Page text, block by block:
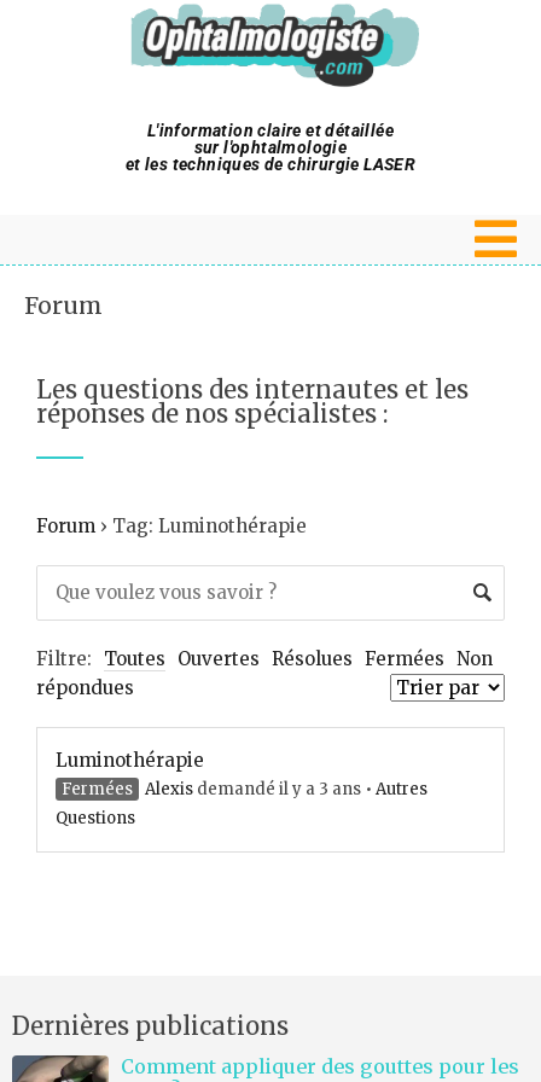
L'information claire et détaillée
sur l'ophtalmologie
et les techniques de chirurgie LASER
Forum
Les questions des internautes et les
réponses de nos spécialistes :
Forum › Tag: Luminothérapie
Filtre: Toutes Ouvertes Résolues Fermées Non
répondues
Luminothérapie
Fermées Alexis demandé il y a 3 ans • Autres
Questions
Dernières publications
Comment appliquer des gouttes pour les